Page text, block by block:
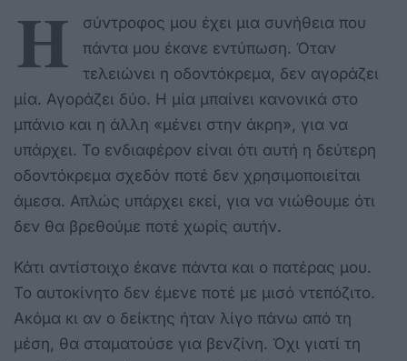
Η
σύντροφος μου έχει μια συνήθεια που
πάντα μου έκανε εντύπωση. Όταν
τελειώνει η οδοντόκρεμα, δεν αγοράζει
μία. Αγοράζει δύο. Η μία μπαίνει κανονικά στο
μπάνιο και η άλλη «μένει στην άκρη», για να
υπάρχει. Το ενδιαφέρον είναι ότι αυτή η δεύτερη
οδοντόκρεμα σχεδόν ποτέ δεν χρησιμοποιείται
άμεσα. Απλώς υπάρχει εκεί, για να νιώθουμε ότι
δεν θα βρεθούμε ποτέ χωρίς αυτήν.
Κάτι αντίστοιχο έκανε πάντα και ο πατέρας μου.
Το αυτοκίνητο δεν έμενε ποτέ με μισό ντεπόζιτο.
Ακόμα κι αν ο δείκτης ήταν λίγο πάνω από τη
μέση, θα σταματούσε για βενζίνη. Όχι γιατί τη